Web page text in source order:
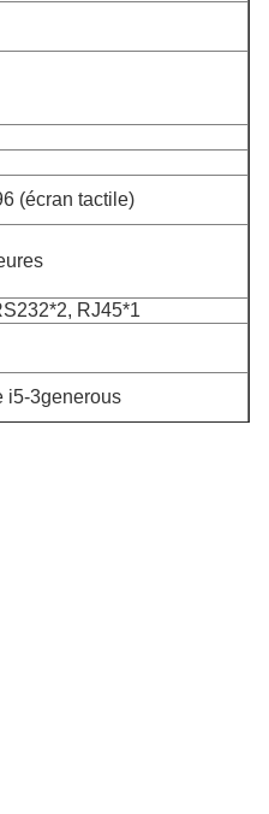
(écran tactile)
RJ45*1
i5-3generous